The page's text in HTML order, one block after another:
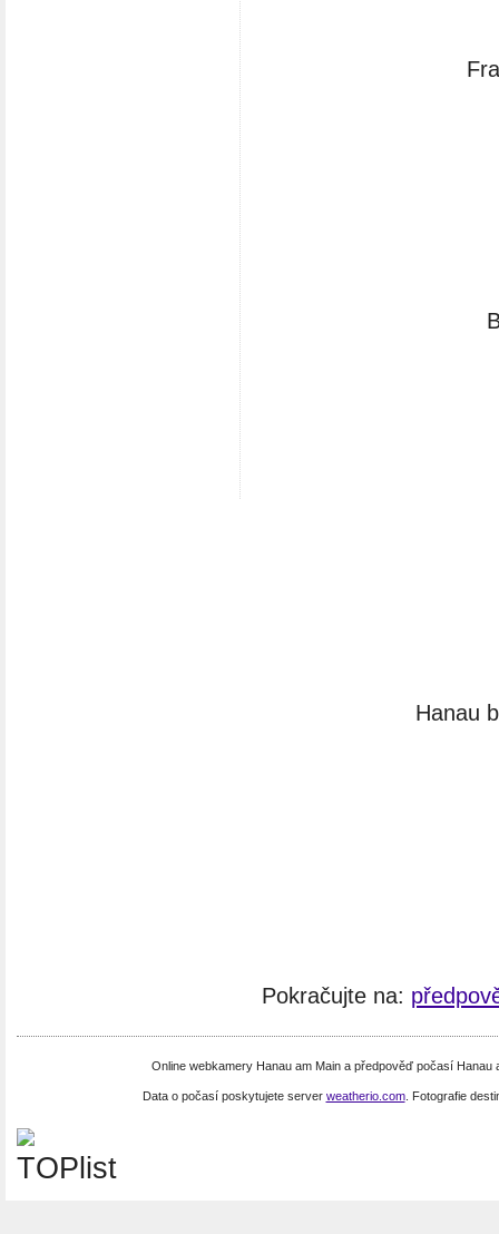
Hanau
Pokračujte na:
Online webkamery Hanau am Main a předpověď počasí
Data o počasí poskytujete server weatherio.com. Fotografie